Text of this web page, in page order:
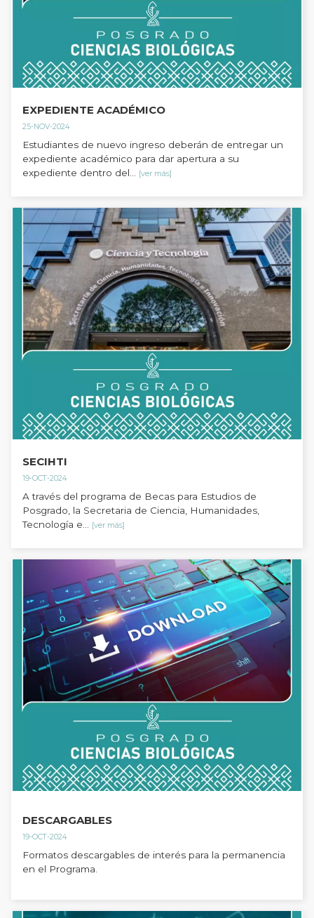
EXPEDIENTE ACADÉMICO
25-NOV-2024
Estudiantes de nuevo ingreso deberán de entregar un
expediente académico para dar apertura a su
expediente dentro del...
[ver más]
SECIHTI
19-OCT-2024
A través del programa de Becas para Estudios de
Posgrado, la Secretaria de Ciencia, Humanidades,
Tecnología e...
[ver más]
DESCARGABLES
19-OCT-2024
Formatos descargables de interés para la permanencia
en el Programa.